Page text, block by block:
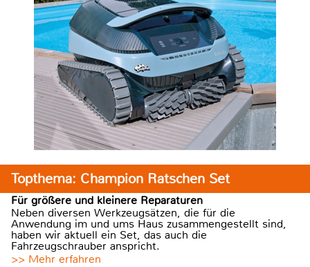
Topthema: Champion Ratschen Set
Für größere und kleinere Reparaturen
Neben diversen Werkzeugsätzen, die für die
Anwendung im und ums Haus zusammengestellt sind,
haben wir aktuell ein Set, das auch die
Fahrzeugschrauber anspricht.
>> Mehr erfahren